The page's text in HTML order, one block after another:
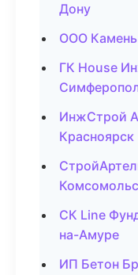
Дону
ООО
ГК House
ИнжСтрой
Красноярск
СК Line
на-Амуре
ИП Бетон